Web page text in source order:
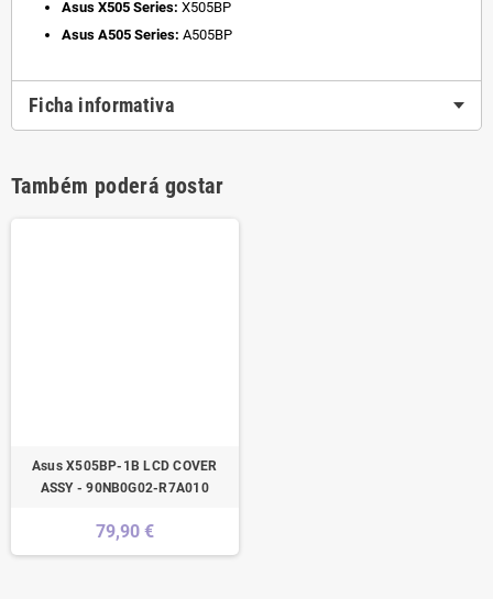
Asus X505 Series: X505BP
Asus A505 Series: A505BP
Ficha informativa
Também poderá gostar
Asus X505BP-1B LCD COVER
ASSY - 90NB0G02-R7A010
79,90 €